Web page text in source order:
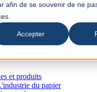
afin de se souvenir de ne
Accepter
et produits
du papier